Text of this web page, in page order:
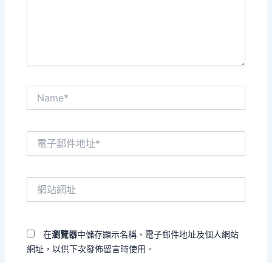
在瀏覽器中儲存顯示名稱、電子郵件地址及個人網站
網址，以供下次發佈留言時使用。